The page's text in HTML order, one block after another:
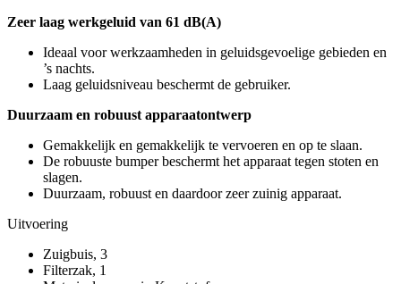
Zeer laag werkgeluid van 61 dB(A)
Ideaal voor werkzaamheden in geluidsgevoelige gebieden en
’s nachts.
Laag geluidsniveau beschermt de gebruiker.
Duurzaam en robuust apparaatontwerp
Gemakkelijk en gemakkelijk te vervoeren en op te slaan.
De robuuste bumper beschermt het apparaat tegen stoten en
slagen.
Duurzaam, robuust en daardoor zeer zuinig apparaat.
Uitvoering
Zuigbuis, 3
Filterzak, 1